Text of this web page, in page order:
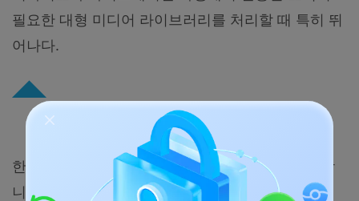
필요한 대형 미디어 라이브러리를 처리할 때 특히 뛰
어나다.
dr.fone-전화 전송
한 번의 전화를 다른 전화로 복사하려면 1번 클릭합
니다.